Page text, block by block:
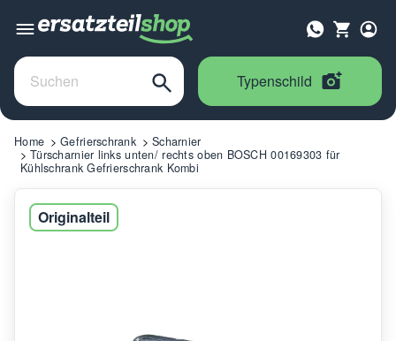
Typenschild
Home Gefrierschrank
Scharnier
Türscharnier links unten/ rechts oben BOSCH 00169303 für
Kühlschrank Gefrierschrank Kombi
Originalteil